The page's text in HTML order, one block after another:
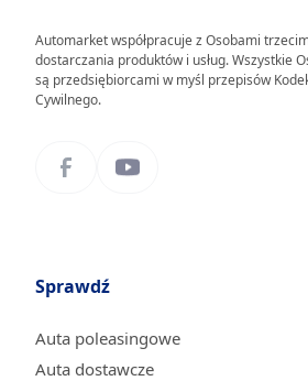
Automarket współpracuje z Osobami
dostarczania produktów i usług. Wszystkie
są przedsiębiorcami w myśl przepisów
Cywilnego.
Sprawdź
Auta poleasingowe
Auta dostawcze